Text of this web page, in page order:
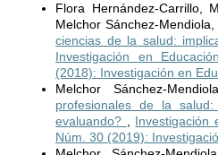
Flora Hernández-Carrillo,
Melchor Sánchez-Mendiola,
ciencias de la salud:
Investigación en
(2018): Investigación en
Melchor Sánchez-
profesionales de la
evaluando? , Investigación
Núm. 30 (2019):